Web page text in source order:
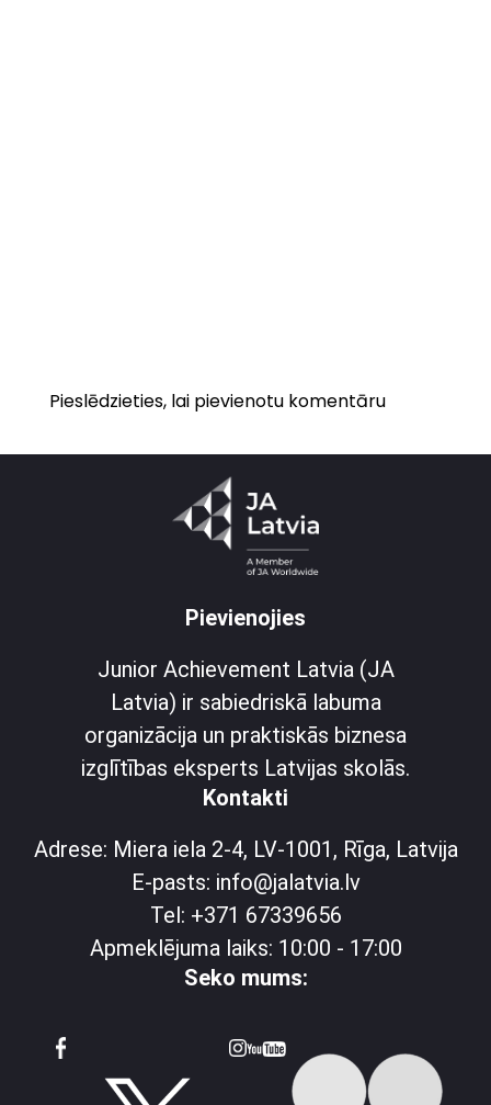
Pieslēdzieties, lai pievienotu komentāru
Pievienojies
Junior Achievement Latvia (JA
Latvia) ir sabiedriskā labuma
organizācija un praktiskās biznesa
izglītības eksperts Latvijas skolās.
Kontakti
Adrese: Miera iela 2-4, LV-1001, Rīga, Latvija
E-pasts: info@jalatvia.lv
Tel: +371 67339656
Apmeklējuma laiks: 10:00 - 17:00
Seko mums: